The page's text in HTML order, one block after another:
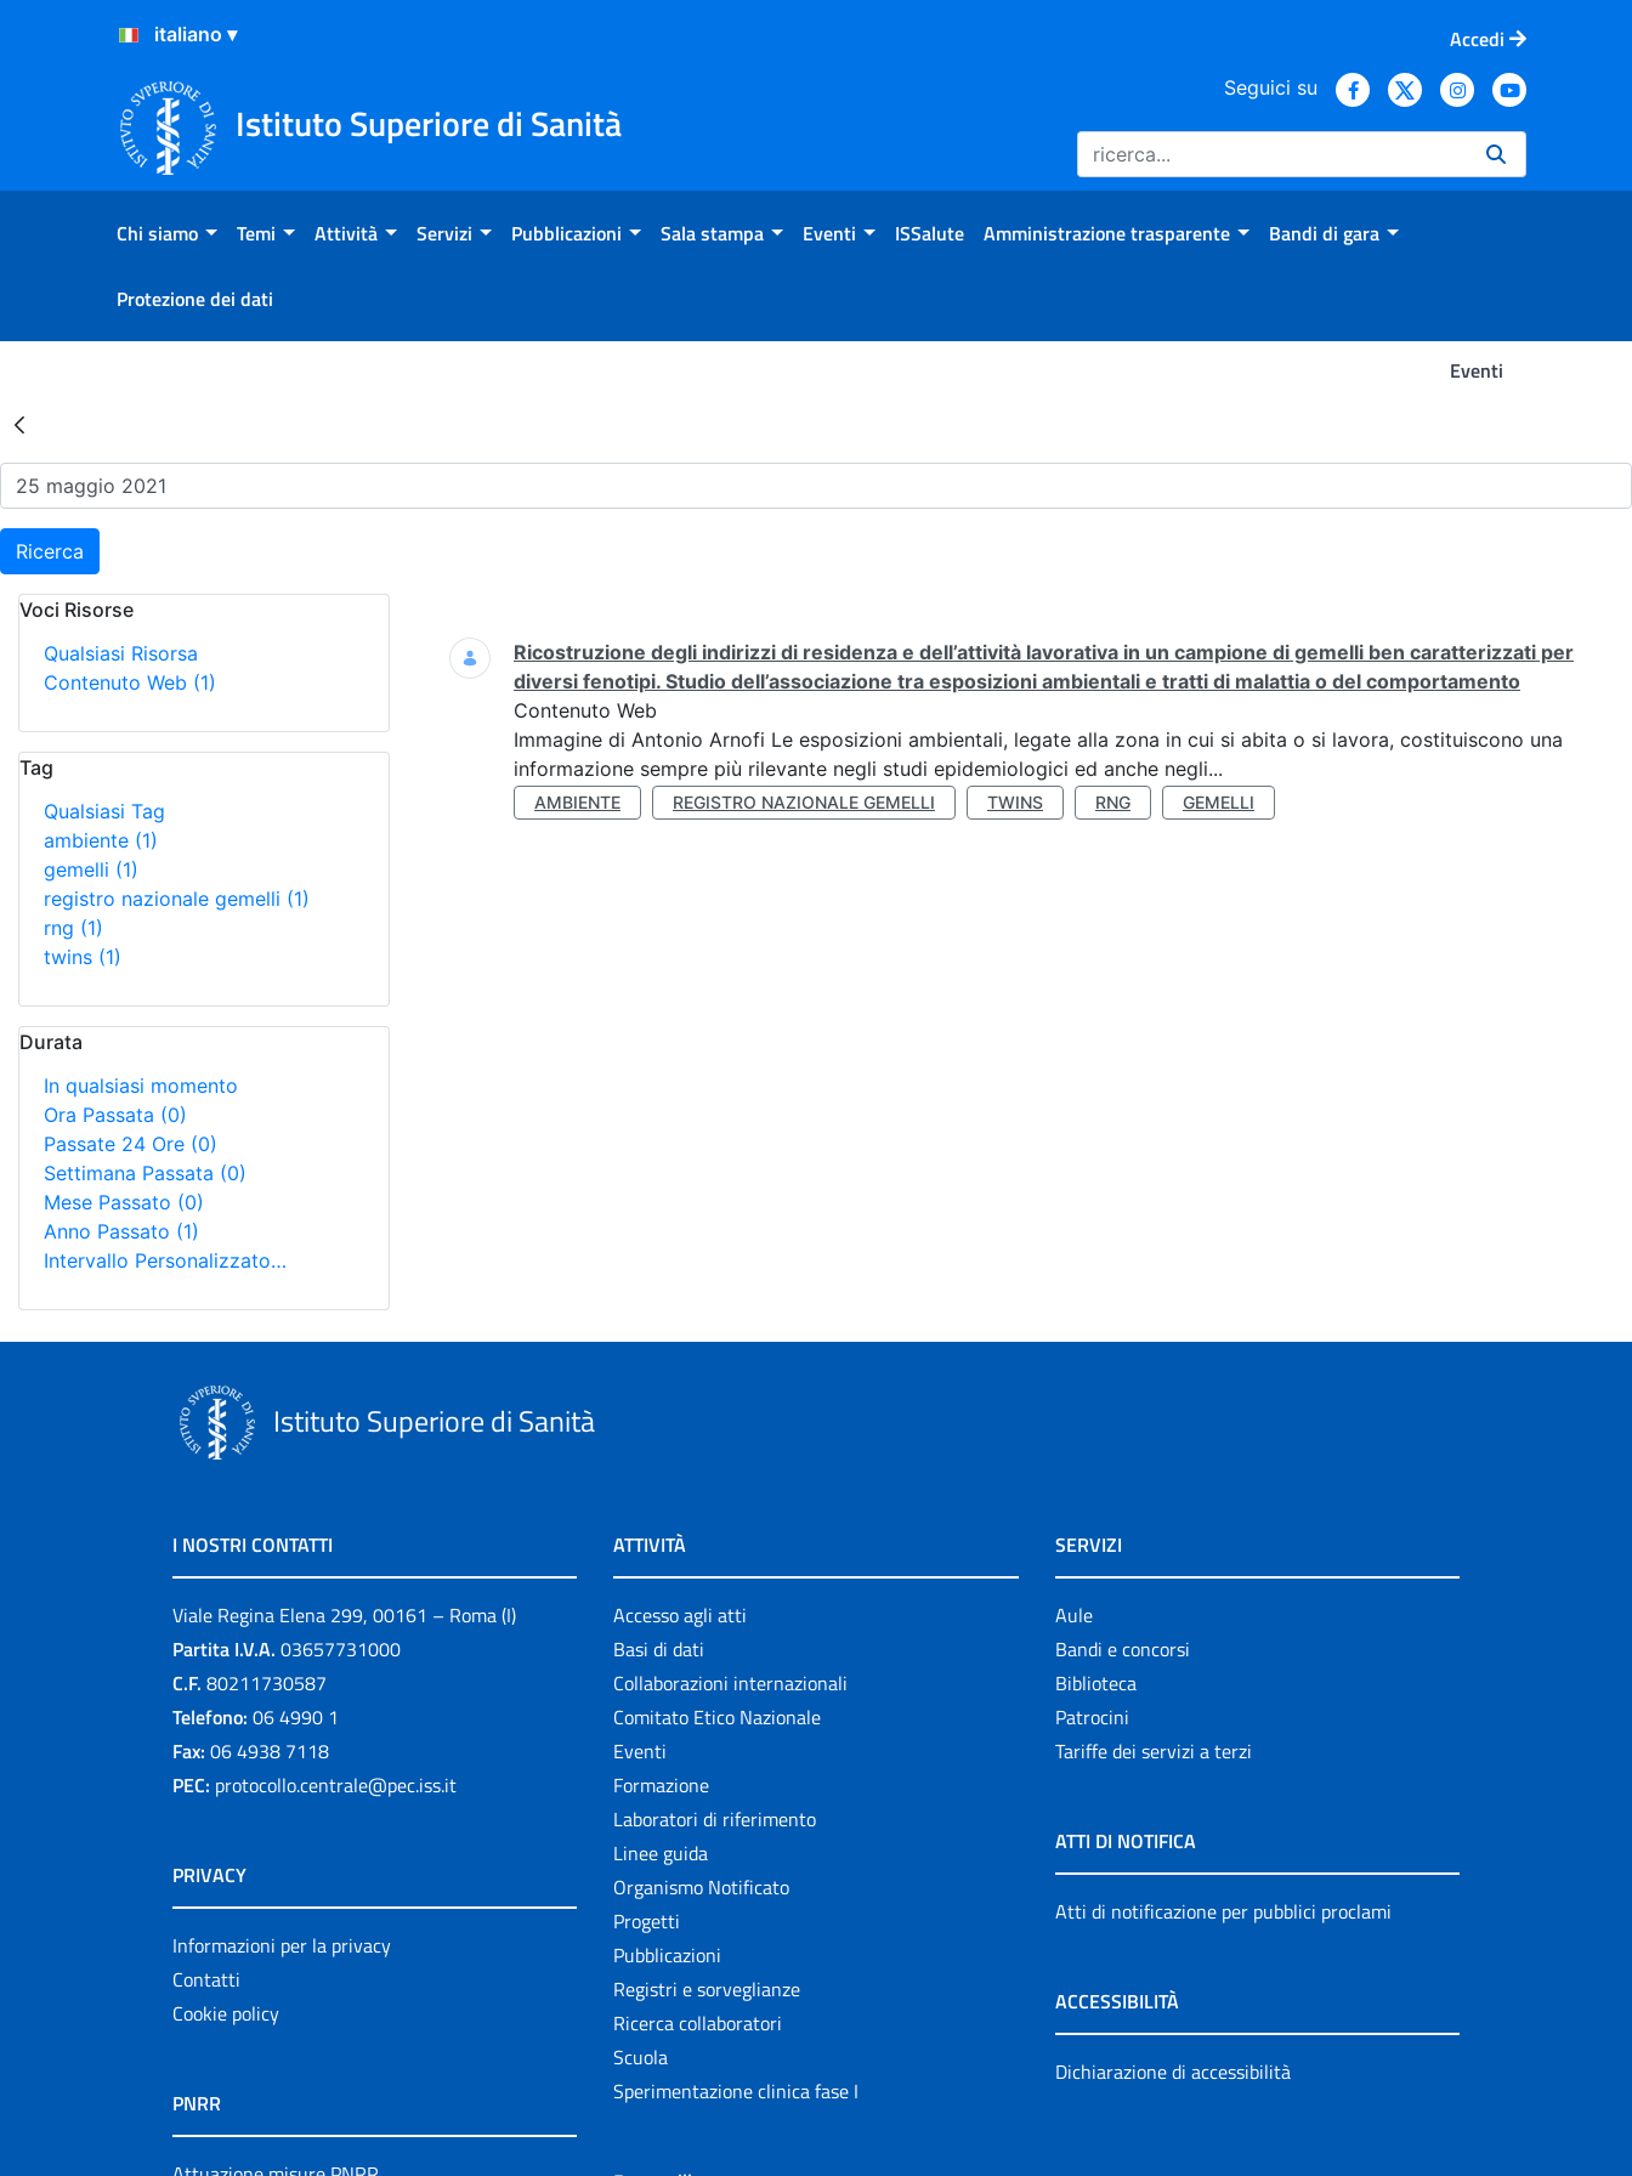
Salta al Contenuto
Salta al Footer
Accedi
Istituto Superiore di Sanità
Seguici su
Chi siamo Temi Attività Servizi Pubblicazioni Sala stampa Eventi ISSalute Amministrazione trasparente Bandi di gara
Protezione dei dati
Eventi
Risultati della Ricerca - Eventi
Ricerca
Voci Risorse
Qualsiasi Risorsa
Contenuto Web (1)
Tag
Qualsiasi Tag
ambiente (1)
gemelli (1)
registro nazionale gemelli (1)
rng (1)
twins (1)
Durata
In qualsiasi momento
Ora Passata (0)
Passate 24 Ore (0)
Settimana Passata (0)
Mese Passato (0)
Anno Passato (1)
Intervallo Personalizzato…
Ricerca
Ricostruzione degli indirizzi di residenza e dell’attività lavorativa in un campione di gemelli ben caratterizzati per
diversi fenotipi. Studio dell’associazione tra esposizioni ambientali e tratti di malattia o del comportamento
Contenuto Web
Immagine di Antonio Arnofi Le esposizioni ambientali, legate alla zona in cui si abita o si lavora, costituiscono una
informazione sempre più rilevante negli studi epidemiologici ed anche negli...
AMBIENTE REGISTRO NAZIONALE GEMELLI TWINS RNG GEMELLI
Istituto Superiore di Sanità
I NOSTRI CONTATTI
Viale Regina Elena 299, 00161 – Roma (I)
Partita I.V.A. 03657731000
C.F. 80211730587
Telefono: 06 4990 1
Fax: 06 4938 7118
PEC: protocollo.centrale@pec.iss.it
PRIVACY
Informazioni per la privacy
Contatti
Cookie policy
PNRR
ATTIVITÀ
Accesso agli atti
Basi di dati
Collaborazioni internazionali
Comitato Etico Nazionale
Eventi
Formazione
Laboratori di riferimento
Linee guida
Organismo Notificato
Progetti
Pubblicazioni
Registri e sorveglianze
Ricerca collaboratori
Scuola
Sperimentazione clinica fase I
SERVIZI
Aule
Bandi e concorsi
Biblioteca
Patrocini
Tariffe dei servizi a terzi
ATTI DI NOTIFICA
Atti di notificazione per pubblici proclami
ACCESSIBILITÀ
Dichiarazione di accessibilità